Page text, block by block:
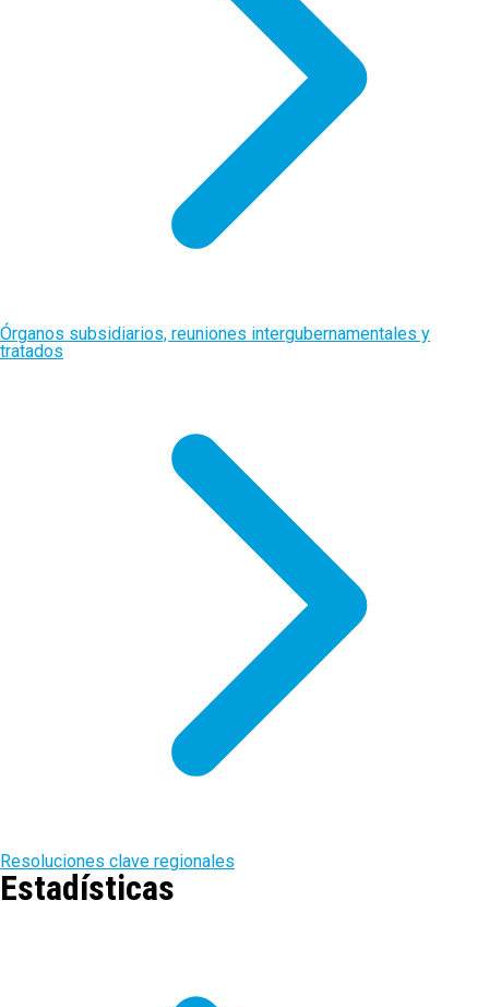
Órganos subsidiarios, reuniones intergubernamentales y
tratados
Resoluciones clave regionales
Estadísticas